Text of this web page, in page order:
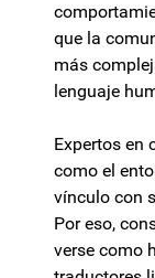
que la
más
lenguaje
Expertos en
como el
vínculo con
Por eso,
verse como